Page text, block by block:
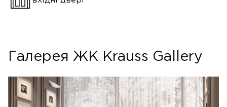
Галерея ЖК Krauss Gallery